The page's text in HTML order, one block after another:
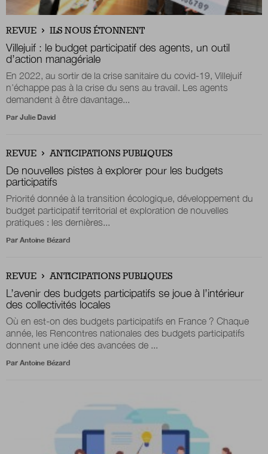
Boutique
Qui sommes-nous ?
Newsletter
Renseignez votre email afin de suivre l'actualité
de la transformation publique.
Nous suivre sur Twitter sur LinkedIn
REVUE ILS NOUS ÉTONNENT
Villejuif : le budget participatif des agents, un outil
d’action managériale
En 2022, au sortir de la crise sanitaire du covid-19, Villejuif
n’échappe pas à la crise du sens au travail. Les agents
demandent à être davantage...
Par Julie David
REVUE ANTICIPATIONS PUBLIQUES
De nouvelles pistes à explorer pour les budgets
participatifs
Priorité donnée à la transition écologique, développement du
budget participatif territorial et exploration de nouvelles
pratiques : les dernières...
Par Antoine Bézard
REVUE ANTICIPATIONS PUBLIQUES
L’avenir des budgets participatifs se joue à l’intérieur
des collectivités locales
Où en est-on des budgets participatifs en France ? Chaque
année, les Rencontres nationales des budgets participatifs
donnent une idée des avancées de ...
Par Antoine Bézard